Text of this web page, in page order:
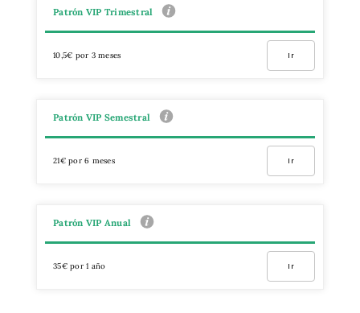
Patrón VIP Trimestral
10,5€ por 3 meses Ir
Patrón VIP Semestral
21€ por 6 meses Ir
Patrón VIP Anual
35€ por 1 año Ir